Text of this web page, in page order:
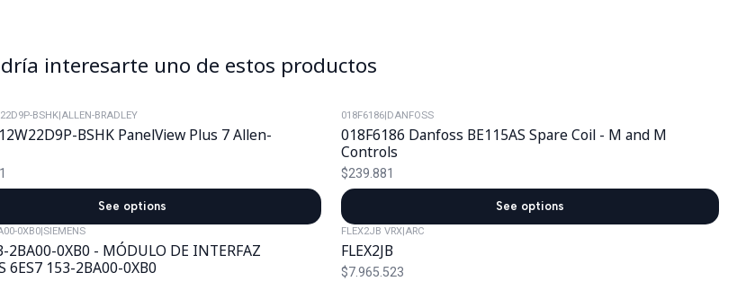
interesarte uno de estos productos
BSHK|ALLEN-BRADLEY
BSHK PanelView Plus 7 Allen-
See options
018F6186|DANFOSS
018F6186 Danfoss BE115AS Spare Coil - M and M
Controls
$239.881
See options
0XB0|SIEMENS
2BA00-0XB0 - MÓDULO DE INTERFAZ
6ES7 153-2BA00-0XB0
FLEX2JB VRX|ARC
FLEX2JB
$7.965.523